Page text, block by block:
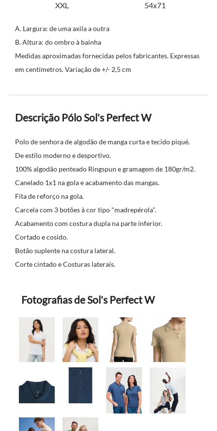
XXL
54x71
A. Largura: de uma axila a outra
B. Altura: do ombro à bainha
Medidas aproximadas fornecidas pelos fabricantes. Expressas
em centímetros. Variação de +/- 2,5 cm
Descrição Pólo Sol's Perfect W
Polo de senhora de algodão de manga curta e tecido piqué.
De estilo moderno e desportivo.
100% algodão penteado Ringspun e gramagem de 180gr/m2.
Canelado 1x1 na gola e acabamento das mangas.
Fita de reforço na gola.
Carcela com 3 botões à cor tipo "madrepérola".
Acabamento com costura dupla na parte inferior.
Cortado e cosido.
Botão suplente na costura lateral.
Corte cintado e Costuras laterais.
Fotografias de Sol's Perfect W